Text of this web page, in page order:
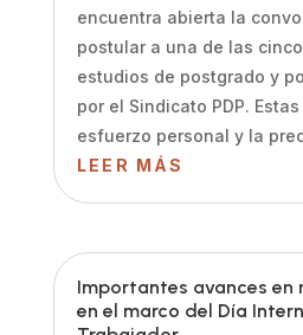
encuentra abierta la
postular a una de las
estudios de postgrado y
por el Sindicato PDP.
esfuerzo personal y la
LEER MÁS
Importantes avances en
en el marco del Día